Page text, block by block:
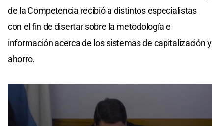
de la Competencia recibió a distintos especialistas
con el fin de disertar sobre la metodología e
información acerca de los sistemas de capitalización y
ahorro.